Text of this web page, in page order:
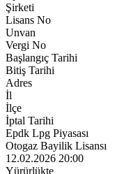
Şirketi
Lisans No
Unvan
Vergi No
Başlangıç Tarihi
Bitiş Tarihi
Adres
İl
İlçe
İptal Tarihi
Epdk Lpg Piyasası
Otogaz Bayilik Lisansı
12.02.2026 20:00
Yürürlükte